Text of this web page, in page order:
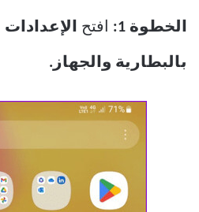
الخطوة 1: افتح الإعدادات
بالبطارية والجهاز.